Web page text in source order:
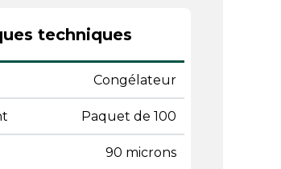
techniques
Congélateur
Paquet de 100
90 microns